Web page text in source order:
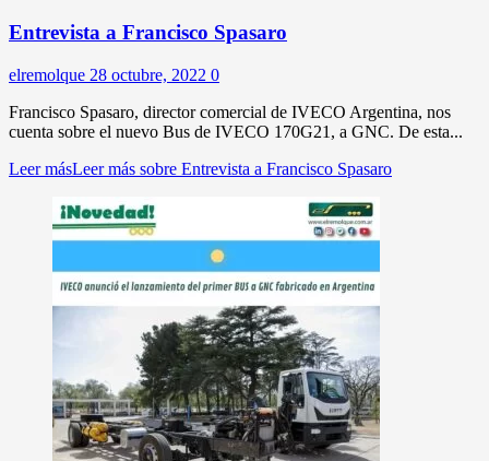
Entrevista a Francisco Spasaro
elremolque 28 octubre, 2022 0
Francisco Spasaro, director comercial de IVECO Argentina, nos
cuenta sobre el nuevo Bus de IVECO 170G21, a GNC. De esta...
Leer másLeer más sobre Entrevista a Francisco Spasaro